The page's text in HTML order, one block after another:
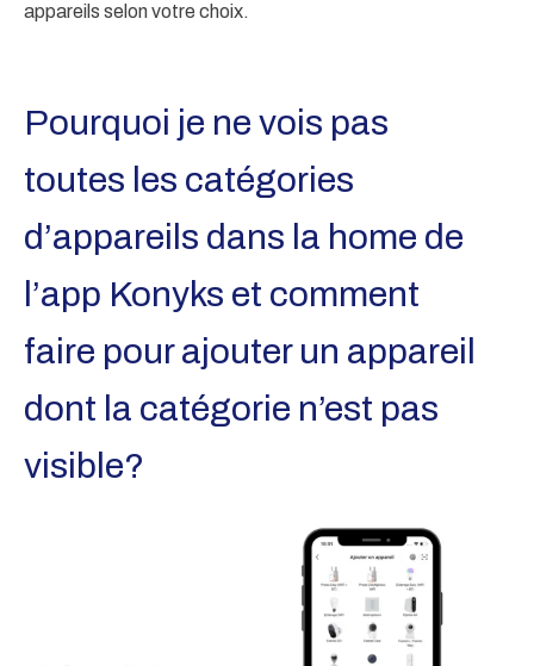
appareils selon votre choix.
Pourquoi je ne vois pas
toutes les catégories
d’appareils dans la home de
l’app Konyks et comment
faire pour ajouter un appareil
dont la catégorie n’est pas
visible?